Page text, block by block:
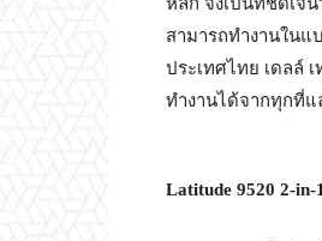
สามารถทำงานใน
ประเทศไทย เดลล์
ทำงานได้จากทุกที่แ
Latitude 9520 2-in-